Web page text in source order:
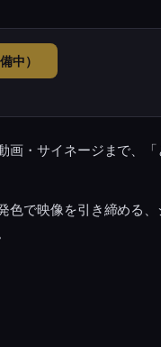
中）
・サイネージまで、
で映像を引き締める